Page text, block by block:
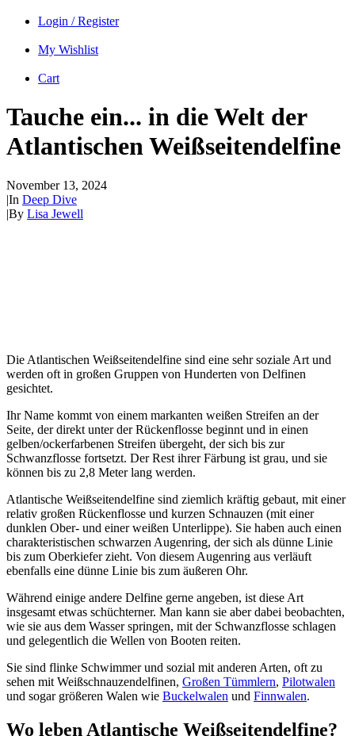
Login / Register
My Wishlist
Cart
Tauche ein... in die Welt der
Atlantischen Weißseitendelfine
November 13, 2024
|In Deep Dive
|By Lisa Jewell
Die Atlantischen Weißseitendelfine sind eine sehr soziale Art und
werden oft in großen Gruppen von Hunderten von Delfinen
gesichtet.
Ihr Name kommt von einem markanten weißen Streifen an der
Seite, der direkt unter der Rückenflosse beginnt und in einen
gelben/ockerfarbenen Streifen übergeht, der sich bis zur
Schwanzflosse fortsetzt. Der Rest ihrer Färbung ist grau, und sie
können bis zu 2,8 Meter lang werden.
Atlantische Weißseitendelfine sind ziemlich kräftig gebaut, mit einer
relativ großen Rückenflosse und kurzen Schnauzen (mit einer
dunklen Ober- und einer weißen Unterlippe). Sie haben auch einen
charakteristischen schwarzen Augenring, der sich als dünne Linie
bis zum Oberkiefer zieht. Von diesem Augenring aus verläuft
ebenfalls eine dünne Linie bis zum äußeren Ohr.
Während einige andere Delfine gerne angeben, ist diese Art
insgesamt etwas schüchterner. Man kann sie aber dabei beobachten,
wie sie aus dem Wasser springen, mit der Schwanzflosse schlagen
und gelegentlich die Wellen von Booten reiten.
Sie sind flinke Schwimmer und sozial mit anderen Arten, oft zu
sehen mit Weißschnauzendelfinen, Großen Tümmlern, Pilotwalen
und sogar größeren Walen wie Buckelwalen und Finnwalen.
Wo leben Atlantische Weißseitendelfine?